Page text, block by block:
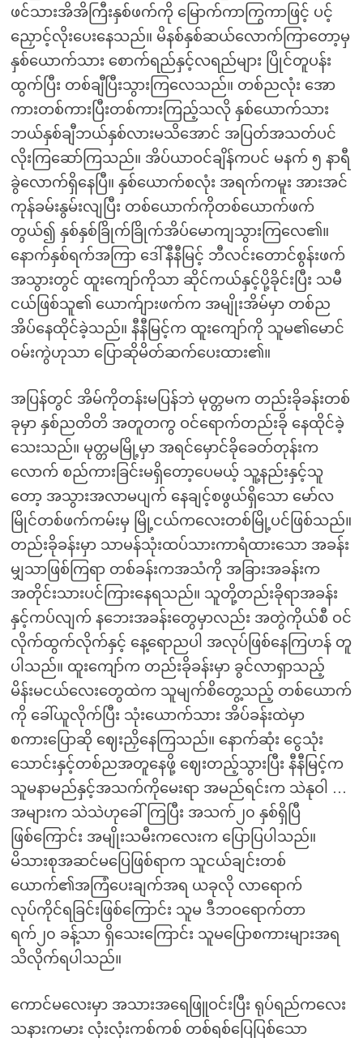
ဖင်သားအိအိကြီးနှစ်ဖက်ကို မြောက်ကာကြွကာဖြင့် ပင့်
ညှောင့်လိုးပေးနေသည်။ မိနစ်နှစ်ဆယ်လောက်ကြာတော့မှ
နှစ်ယောက်သား စောက်ရည်နှင့်လရည်များ ပြိုင်တူပန်း
ထွက်ပြီး တစ်ချီပြီးသွားကြလေသည်။ တစ်ညလုံး အော
ကားတစ်ကားပြီးတစ်ကားကြည့်သလို နှစ်ယောက်သား
ဘယ်နှစ်ချီဘယ်နှစ်လားမသိအောင် အပြတ်အသတ်ပင်
လိုးကြဆော်ကြသည်။ အိပ်ယာဝင်ချိန်ကပင် မနက် ၅ နာရီ
ခွဲလောက်ရှိနေပြီ။ နှစ်ယောက်စလုံး အရက်ကမူး အားအင်
ကုန်ခမ်းနွမ်းလျပြီး တစ်ယောက်ကိုတစ်ယောက်ဖက်
တွယ်၍ နှစ်နှစ်ခြိုက်ခြိုက်အိပ်မောကျသွားကြလေ၏။
နောက်နှစ်ရက်အကြာ ဒေါ်နီနီမြင့် ဘီလင်းတောင်စွန်းဖက်
အသွားတွင် ထူးကျော်ကိုသာ ဆိုင်ကယ်နှင့်ပို့ခိုင်းပြီး သမီ
ငယ်ဖြစ်သူ၏ ယောက်ျားဖက်က အမျိုးအိမ်မှာ တစ်ည
အိပ်နေထိုင်ခဲ့သည်။ နီနီမြင့်က ထူးကျော်ကို သူမ၏မောင်
ဝမ်းကွဲဟုသာ ပြောဆိုမိတ်ဆက်ပေးထား၏။
အပြန်တွင် အိမ်ကိုတန်းမပြန်ဘဲ မုတ္တမက တည်းခိုခန်းတစ်
ခုမှာ နှစ်ညတိတိ အတူတကွ ဝင်ရောက်တည်းခို နေထိုင်ခဲ့
သေးသည်။ မုတ္တမမြို့မှာ အရင်မှောင်ခိုခေတ်တုန်းက
လောက် စည်ကားခြင်းမရှိတော့ပေမယ့် သူ့နည်းနှင့်သူ
တော့ အသွားအလာမပျက် နေချင့်စဖွယ်ရှိသော မော်လ
မြိုင်တစ်ဖက်ကမ်းမှ မြို့ငယ်ကလေးတစ်မြို့ပင်ဖြစ်သည်။
တည်းခိုခန်းမှာ သာမန်သုံးထပ်သားကာရံထားသော အခန်း
မျှသာဖြစ်ကြရာ တစ်ခန်းကအသံကို အခြားအခန်းက
အတိုင်းသားပင်ကြားနေရသည်။ သူတို့တည်းခိုရာအခန်း
နှင့်ကပ်လျက် နဘေးအခန်းတွေမှာလည်း အတွဲကိုယ်စီ ဝင်
လိုက်ထွက်လိုက်နှင့် နေ့ရောညပါ အလုပ်ဖြစ်နေကြဟန် တူ
ပါသည်။ ထူးကျော်က တည်းခိုခန်းမှာ ခွင်လာရှာသည့်
မိန်းမငယ်လေးတွေထဲက သူမျက်စိတွေ့သည့် တစ်ယောက်
ကို ခေါ်ယူလိုက်ပြီး သုံးယောက်သား အိပ်ခန်းထဲမှာ
စကားပြောဆို ဈေးညှိနေကြသည်။ နောက်ဆုံး ငွေသုံး
သောင်းနှင့်တစ်ညအတူနေဖို့ ဈေးတည့်သွားပြီး နီနီမြင့်က
သူမနာမည်နှင့်အသက်ကိုမေးရာ အမည်ရင်းက သဲနုဝါ …
အများက သဲသဲဟုခေါ်ကြပြီး အသက်၂၀ နှစ်ရှိပြီ
ဖြစ်ကြောင်း အမျိုးသမီးကလေးက ပြောပြပါသည်။
မိသားစုအဆင်မပြေဖြစ်ရာက သူငယ်ချင်းတစ်
ယောက်၏အကြံပေးချက်အရ ယခုလို လာရောက်
လုပ်ကိုင်ရခြင်းဖြစ်ကြောင်း သူမ ဒီဘဝရောက်တာ
ရက်၂၀ ခန့်သာ ရှိသေးကြောင်း သူမပြောစကားများအရ
သိလိုက်ရပါသည်။
ကောင်မလေးမှာ အသားအရေဖြူဝင်းပြီး ရုပ်ရည်ကလေး
သနားကမား လုံးလုံးကစ်ကစ် တစ်ရစ်ပြေပြစ်သော